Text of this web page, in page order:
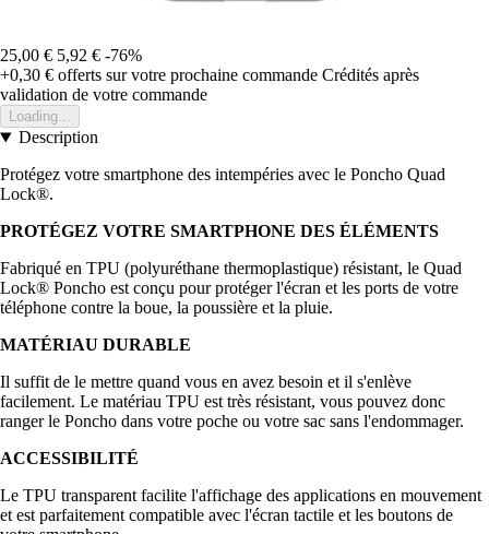
25,00 € 5,92 € -76%
+0,30 € offerts sur votre prochaine commande Crédités après
validation de votre commande
Loading...
Description
Protégez votre smartphone des intempéries avec le Poncho Quad
Lock®.
PROTÉGEZ VOTRE SMARTPHONE DES ÉLÉMENTS
Fabriqué en TPU (polyuréthane thermoplastique) résistant, le Quad
Lock® Poncho est conçu pour protéger l'écran et les ports de votre
téléphone contre la boue, la poussière et la pluie.
MATÉRIAU DURABLE
Il suffit de le mettre quand vous en avez besoin et il s'enlève
facilement. Le matériau TPU est très résistant, vous pouvez donc
ranger le Poncho dans votre poche ou votre sac sans l'endommager.
ACCESSIBILITÉ
Le TPU transparent facilite l'affichage des applications en mouvement
et est parfaitement compatible avec l'écran tactile et les boutons de